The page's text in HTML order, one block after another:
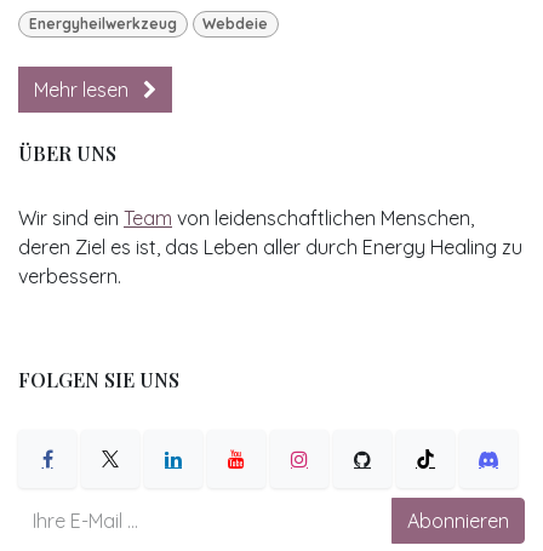
Energyheilwerkzeug Webdeie
Mehr lesen
ÜBER UNS
Wir sind ein Team von leidenschaftlichen Menschen,
deren Ziel es ist, das Leben aller durch Energy Healing zu
verbessern.
FOLGEN SIE UNS
Abonnieren